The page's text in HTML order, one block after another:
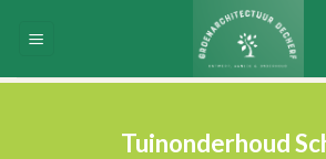
Tuinonderhoud